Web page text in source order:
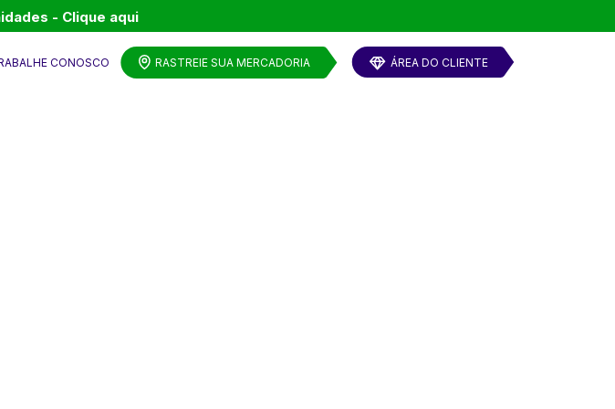
- Clique aqui
CONOSCO RASTREIE SUA MERCADORIA ÁREA DO CLIENTE